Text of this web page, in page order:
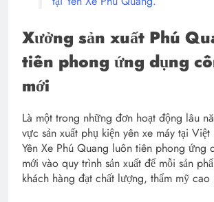
Xưởng sản xuất Phú
tiên phong ứng dụng
mới
Là một trong những đơn hoạt động lâu
vực sản xuất phụ kiện yên xe máy tại
Yên Xe Phú Quang luôn tiên phong ứng
mới vào quy trình sản xuất để mỗi sản
khách hàng đạt chất lượng, thẩm mỹ cao